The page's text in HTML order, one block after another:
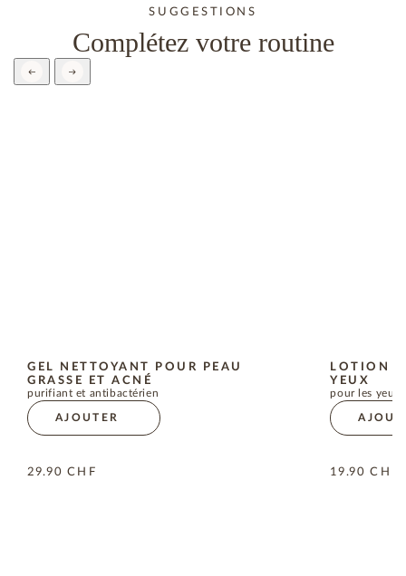
SUGGESTIONS
Complétez votre routine
GEL NETTOYANT POUR PEAU
GRASSE ET ACNÉ
purifiant et antibactérien
AJOUTER
29.90 CHF
LOTION
YEUX
pour les yeux
19.90 CHF